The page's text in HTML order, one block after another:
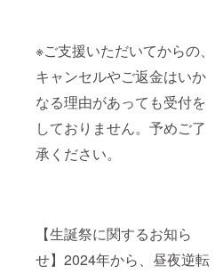
※ご支援いただいてからの、
キャンセルやご返金はいか
なる理由があっても受付を
しておりません。予めご了
承ください。
【生誕祭に関するお知ら
せ】2024年から、昼夜逆転